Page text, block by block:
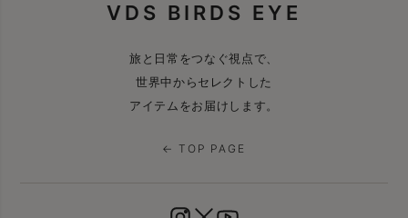
VDS BIRDS EYE
旅と日常をつなぐ視点で、
世界中からセレクトした
アイテムをお届けします。
← TOP PAGE